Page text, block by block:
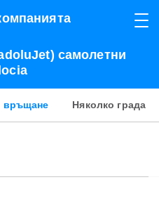
самолетни
връщане Няколко града